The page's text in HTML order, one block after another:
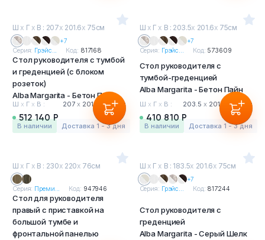
Ш х Г х В : 207х 201.6х 75см
+7
Серия: Грэйс... Код: 817168
Стол руководителя с тумбой
и греденцией (с блоком
розеток)
Alba Margarita - Бетон Пайн
Ш х Г х В : 207 х201.6 х75 см
512 140 Р
в наличии Доставка 1 - 3 дня
Ш х Г х В : 203.5х 201.6х 75см
+7
Серия: Грэйс... Код: 573609
Стол руководителя с
тумбой-греденцией
Alba Margarita - Бетон Пайн
Ш х Г х В : 203.5 х 201.6 х75 см
410 810 Р
в наличии Доставка 1 - 3 дня
Ш х Г х В : 230х 220х 76см
Серия: Преми... Код: 947946
Стол для руководителя
правый с приставкой на
большой тумбе и
фронтальной панелью
Ш х Г х В : 183.5х 201.6х 75см
+7
Серия: Грэйс... Код: 817244
Стол руководителя с
греденцией
Alba Margarita - Серый Шелк